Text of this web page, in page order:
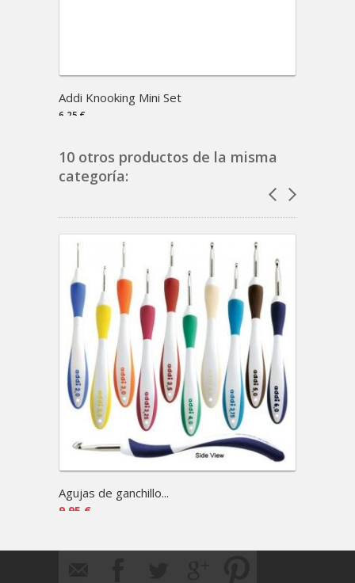
Addi Knooking Mini Set
6,25 €
10 otros productos de la misma
categoría:
Agujas de ganchillo...
9,95 €